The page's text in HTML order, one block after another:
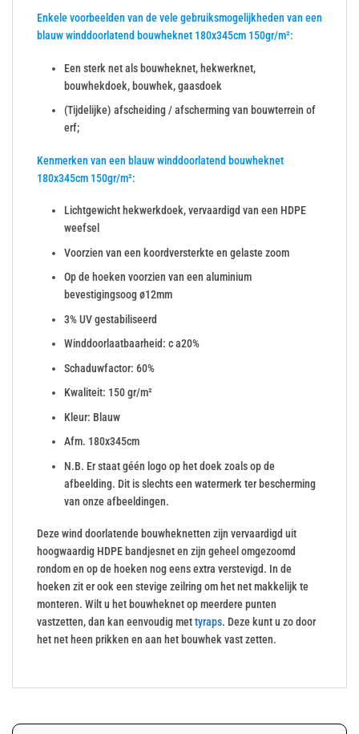
Enkele voorbeelden van de vele gebruiksmogelijkheden van een
blauw winddoorlatend bouwheknet 180x345cm 150gr/m²:
Een sterk net als bouwheknet, hekwerknet,
bouwhekdoek, bouwhek, gaasdoek
(Tijdelijke) afscheiding / afscherming van bouwterrein of
erf;
Kenmerken van een blauw winddoorlatend bouwheknet
180x345cm 150gr/m²:
Lichtgewicht hekwerkdoek, vervaardigd van een HDPE
weefsel
Voorzien van een koordversterkte en gelaste zoom
Op de hoeken voorzien van een aluminium
bevestigingsoog ø12mm
3% UV gestabiliseerd
Winddoorlaatbaarheid: c a20%
Schaduwfactor: 60%
Kwaliteit: 150 gr/m²
Kleur: Blauw
Afm. 180x345cm
N.B. Er staat géén logo op het doek zoals op de
afbeelding. Dit is slechts een watermerk ter bescherming
van onze afbeeldingen.
Deze wind doorlatende bouwheknetten zijn vervaardigd uit
hoogwaardig HDPE bandjesnet en zijn geheel omgezoomd
rondom en op de hoeken nog eens extra verstevigd. In de
hoeken zit er ook een stevige zeilring om het net makkelijk te
monteren. Wilt u het bouwheknet op meerdere punten
vastzetten, dan kan eenvoudig mettyraps. Deze kunt u zo door
het net heen prikken en aan het bouwhek vast zetten.